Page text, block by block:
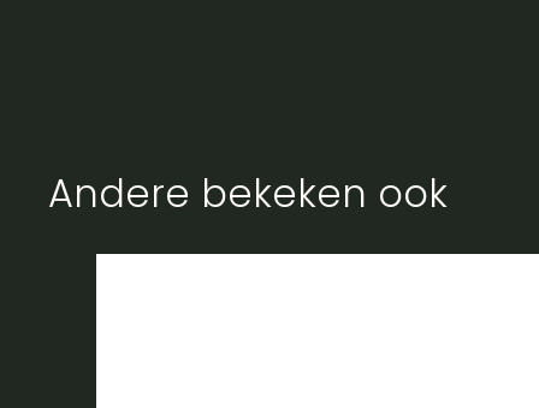
Andere bekeken ook